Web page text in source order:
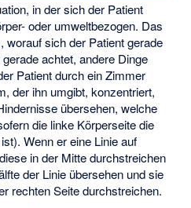
in der sich der Patient
oder umweltbezogen. Das
worauf sich der Patient gerade
achtet, andere Dinge
Patient durch ein Zimmer
der ihn umgibt, konzentriert,
übersehen, welche
die linke Körperseite die
Wenn er eine Linie auf
in der Mitte durchstreichen
der Linie übersehen und sie
rechten Seite durchstreichen.